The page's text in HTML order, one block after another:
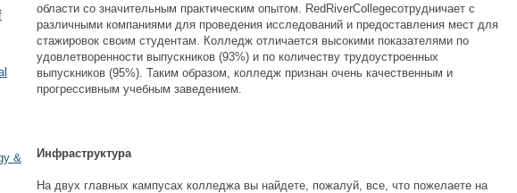
&
области со значительным практическим опытом. RedRiverCollegeсотрудничает с
различными компаниями для проведения исследований и предоставления мест для
стажировок своим студентам. Колледж отличается высокими показателями по
удовлетворенности выпускников (93%) и по количеству трудоустроенных
выпускников (95%). Таким образом, колледж признан очень качественным и
прогрессивным учебным заведением.
Инфраструктура
На двух главных кампусах колледжа вы найдете, пожалуй, все, что пожелаете на